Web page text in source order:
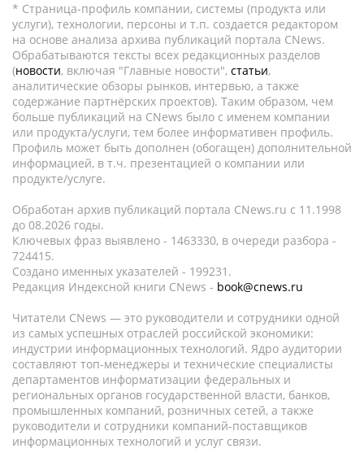
* Страница-профиль компании, системы (продукта или
услуги), технологии, персоны и т.п. создается редактором
на основе анализа архива публикаций портала CNews.
Обрабатываются тексты всех редакционных разделов
(новости, включая "Главные новости", статьи,
аналитические обзоры рынков, интервью, а также
содержание партнёрских проектов). Таким образом, чем
больше публикаций на CNews было с именем компании
или продукта/услуги, тем более информативен профиль.
Профиль может быть дополнен (обогащен) дополнительной
информацией, в т.ч. презентацией о компании или
продукте/услуге.
Обработан архив публикаций портала CNews.ru c 11.1998
до 08.2026 годы.
Ключевых фраз выявлено - 1463330, в очереди разбора -
724415.
Создано именных указателей - 199231.
Редакция Индексной книги CNews - book@cnews.ru
Читатели CNews — это руководители и сотрудники одной
из самых успешных отраслей российской экономики:
индустрии информационных технологий. Ядро аудитории
составляют топ-менеджеры и технические специалисты
департаментов информатизации федеральных и
региональных органов государственной власти, банков,
промышленных компаний, розничных сетей, а также
руководители и сотрудники компаний-поставщиков
информационных технологий и услуг связи.